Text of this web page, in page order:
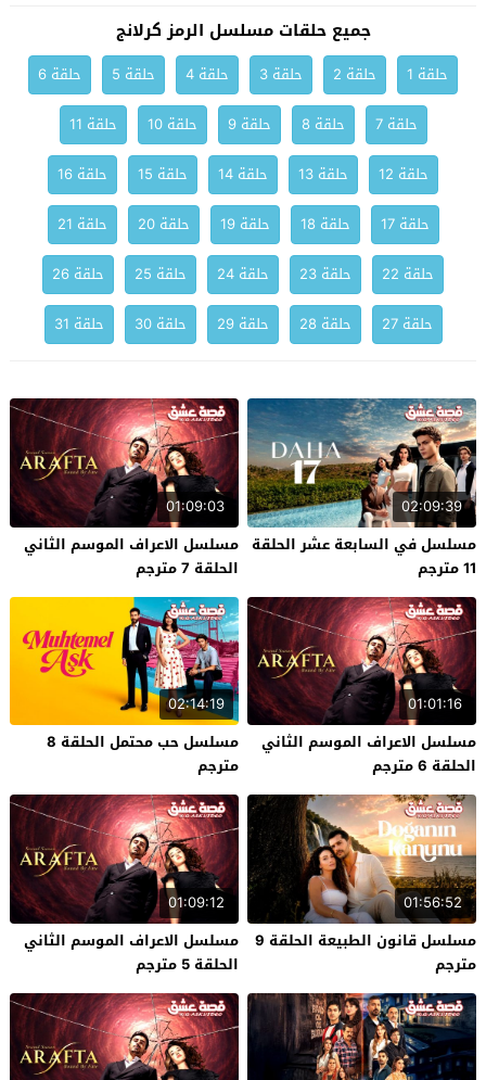
جميع حلقات مسلسل الرمز كرلانج
حلقة 1 حلقة 2 حلقة 3 حلقة 4 حلقة 5
حلقة 6
حلقة 7
حلقة 8 حلقة 9 حلقة 10
حلقة 11
حلقة 12
حلقة 13 حلقة 14 حلقة 15
حلقة 16
حلقة 17
حلقة 18 حلقة 19 حلقة 20
حلقة 21
حلقة 22
حلقة 23 حلقة 24 حلقة 25
حلقة 26
حلقة 27
حلقة 28 حلقة 29 حلقة 30 حلقة 31
02:09:39
مسلسل في السابعة عشر الحلقة
11 مترجم
01:09:03
مسلسل الاعراف الموسم الثاني
الحلقة 7 مترجم
01:01:16
مسلسل الاعراف الموسم الثاني
الحلقة 6 مترجم
02:14:19
مسلسل حب محتمل الحلقة 8
مترجم
01:56:52
مسلسل قانون الطبيعة الحلقة 9
مترجم
01:09:12
مسلسل الاعراف الموسم الثاني
الحلقة 5 مترجم